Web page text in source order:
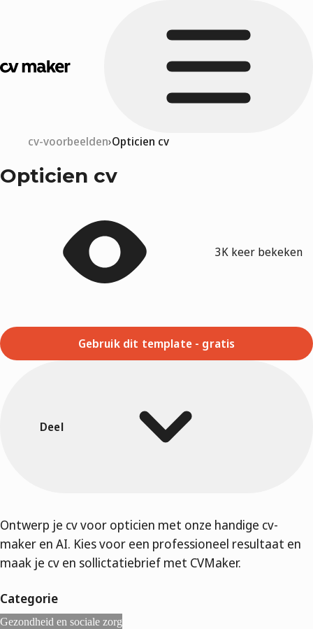
cv-voorbeelden Opticien cv
Opticien cv
3K keer bekeken
Gebruik dit template - gratis
Deel
Ontwerp je cv voor opticien met onze handige cv-
maker en AI. Kies voor een professioneel resultaat en
maak je cv en sollictatiebrief met CVMaker.
Categorie
Gezondheid en sociale zorg